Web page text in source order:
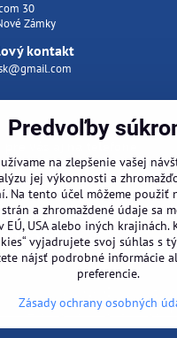
30
Zámky
kontakt
Piatok 10:00 - 15:00
(mimo týchto hodín) nám
, ozveme sa hneď
Zásady ochrany osobných
Vytvorené pomocou:
Predvoľby
na zlepšenie vašej
jej výkonnosti a
Na tento účel môžeme použiť
a zhromaždené údaje sa
EÚ, USA alebo iných
vyjadrujete svoj súhlas s
nájsť podrobné informácie
preferencie.
Zásady ochrany osobných